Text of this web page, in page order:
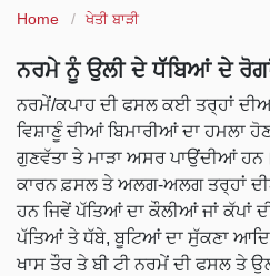
Home ਖੇਤੀ ਬਾੜੀ
ਨਰਮੇ ਨੂੰ ਉਲੀ ਦੇ ਧੱੱਬਿਆਂ ਦੇ
ਨਰਮੇਂ/ਕਪਾਹ ਦੀ ਫਸਲ ਕਈ ਤਰ੍ਹਾਂ
ਵਿਸ਼ਾਣੂੰ ਦੀਆਂ ਬਿਮਾਰੀਆਂ ਦਾ ਹਮਲਾ
ਗੁਣਵੱਤਾ ਤੇ ਮਾੜਾ ਅਸਰ ਪਾਉਂਦੀਆਂ
ਕਾਰਨ ਫ਼ਸਲ ਤੇ ਅਲਗ-ਅਲਗ ਤਰ੍ਹਾਂ
ਹਨ ਜਿਵੇਂ ਪੱਤਿਆਂ ਦਾ ਕੌਲੀਆਂ ਜਾਂ ਕੱਪਾਂ
ਪੱਤਿਆਂ ਤੇ ਧੱਬੇ, ਬੂਟਿਆਂ ਦਾ ਸੁੱਕਣਾ
ਖਾਸ ਤੌਰ ਤੇ ਬੀ ਟੀ ਨਰਮੇਂ ਦੀ ਫਸਲ ਤੇ